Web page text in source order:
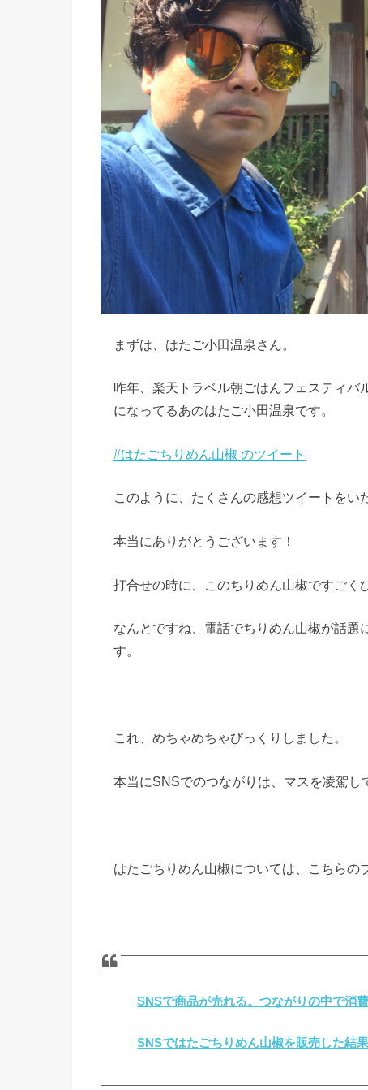
まずは、はたご小田温泉さん。
昨年、楽天トラベル朝ごはんフェスティバ
になってるあのはたご小田温泉です。
#はたごちりめん山椒 のツイート
このように、たくさんの感想ツイートをい
本当にありがとうございます！
打合せの時に、このちりめん山椒ですごく
なんとですね、電話でちりめん山椒が話
す。
これ、めちゃめちゃびっくりしました。
本当にSNSでのつながりは、マスを凌駕し
はたごちりめん山椒については、こちらの
SNSで商品が売れる。つながりの中で消費
SNSではたごちりめん山椒を販売した結果